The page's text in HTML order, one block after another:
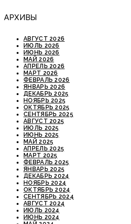
АРХИВЫ
АВГУСТ 2026
ИЮЛЬ 2026
ИЮНЬ 2026
МАЙ 2026
АПРЕЛЬ 2026
МАРТ 2026
ФЕВРАЛЬ 2026
ЯНВАРЬ 2026
ДЕКАБРЬ 2025
НОЯБРЬ 2025
ОКТЯБРЬ 2025
СЕНТЯБРЬ 2025
АВГУСТ 2025
ИЮЛЬ 2025
ИЮНЬ 2025
МАЙ 2025
АПРЕЛЬ 2025
МАРТ 2025
ФЕВРАЛЬ 2025
ЯНВАРЬ 2025
ДЕКАБРЬ 2024
НОЯБРЬ 2024
ОКТЯБРЬ 2024
СЕНТЯБРЬ 2024
АВГУСТ 2024
ИЮЛЬ 2024
ИЮНЬ 2024